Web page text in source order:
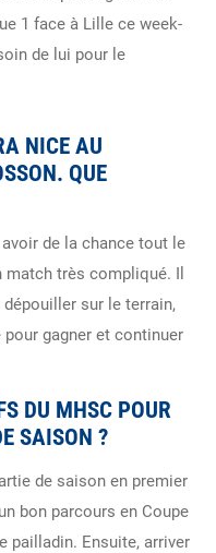
1 face à Lille ce week-
de lui pour le
NICE AU
QUE
de la chance tout le
très compliqué. Il
sur le terrain,
gagner et continuer
DU MHSC POUR
SAISON ?
de saison en premier
bon parcours en Coupe
pailladin. Ensuite, arriver